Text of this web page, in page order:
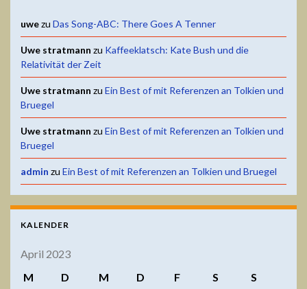
uwezu Das Song-ABC: There Goes A Tenner
Uwe stratmann zu Kaffeeklatsch: Kate Bush und die
Relativität der Zeit
Uwe stratmann zu Ein Best of mit Referenzen an Tolkien und
Bruegel
Uwe stratmann zu Ein Best of mit Referenzen an Tolkien und
Bruegel
admin zu Ein Best of mit Referenzen an Tolkien und Bruegel
KALENDER
April 2023
M
D M D F S
S